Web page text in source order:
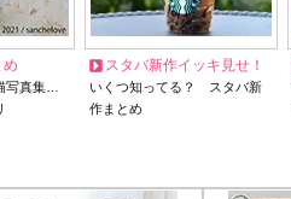
め
写真集…
スタバ新作イッキ見せ！
いくつ知ってる？ スタバ新
作まとめ